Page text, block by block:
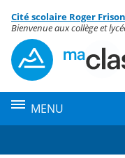
Menu de la rubrique
Contenu
Cité scolaire Roger
Bienvenue aux collège et
MENU